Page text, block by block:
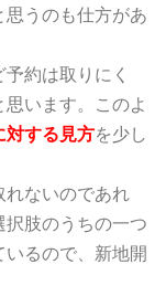
うのも仕方があ
約は取りにく
います。このよ
対する見方を少し
ないのであれ
択肢のうちの一つ
るので、新地開